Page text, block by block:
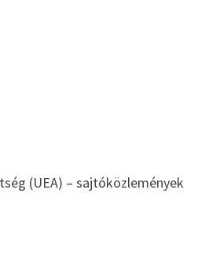
(UEA) – sajtóközlemények